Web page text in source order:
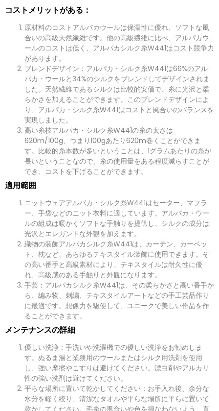
コストメリットがある：
原材料のコストアルパカウールは保温性に優れ、ソフトな風
合いの高級天然繊維です。他の高級繊維に比べ、アルパカウ
ールのコストは低く、アルパカシルク糸W441はコスト競争力
があります。
ブレンドデザイン：アルパカ・シルク糸W441は66%のアル
パカ・ウールと34%のシルクをブレンドしてデザインされま
した。天然繊維であるシルクは比較的安価で、糸に光沢と柔
らかさを加えることができます。このブレンドデザインによ
り、アルパカ・シルク糸W441はコストと風合いのバランスを
実現しました。
高い糸枝アルパカ・シルク糸W441の糸の太さは
620m/100g、つまり100gあたり620m巻くことができま
す。比較的糸本数が多いということは、1グラムあたりの糸が
長いということなので、糸の使用量をある程度減らすことが
でき、コストを下げることができます。
適用範囲
ニットウェアアルパカ・シルク糸W441はセーター、マフラ
ー、手袋などのニット衣料に適しています。アルパカ・ウー
ルの組成は暖かくソフトな手触りを提供し、シルクの成分は
光沢とエレガントな外観を加えます。
織物の装飾アルパカシルク糸W441は、カーテン、カーペッ
ト、枕など、あらゆるテキスタイル装飾に使用できます。そ
の高い番手と高級素材により、テキスタイルは耐久性に優
れ、高級感のある手触りと外観になります。
手芸：アルパカシルク糸W441は、その柔らかさと高い番手か
ら、編み物、刺繍、テキスタイルアートなどの手工芸品作り
に最適です。想像力を駆使して、ユニークで美しい作品を作
ることができます。
メンテナンスの詳細
優しい洗浄：手洗いや洗濯機での優しい洗浄をお勧めしま
す。ぬるま湯と業務用のウールまたはシルク用洗剤を使用
し、強い摩擦やこすりは避けてください。漂白剤やアルカリ
性の強い洗剤は避けてください。
平らな場所に置いて乾かしてください：お手入れ後、余分な
水分を軽く絞り、清潔なタオルや平らな場所に平らに置いて
乾かしてください。毛糸の風合いや色を損なわないよう、直